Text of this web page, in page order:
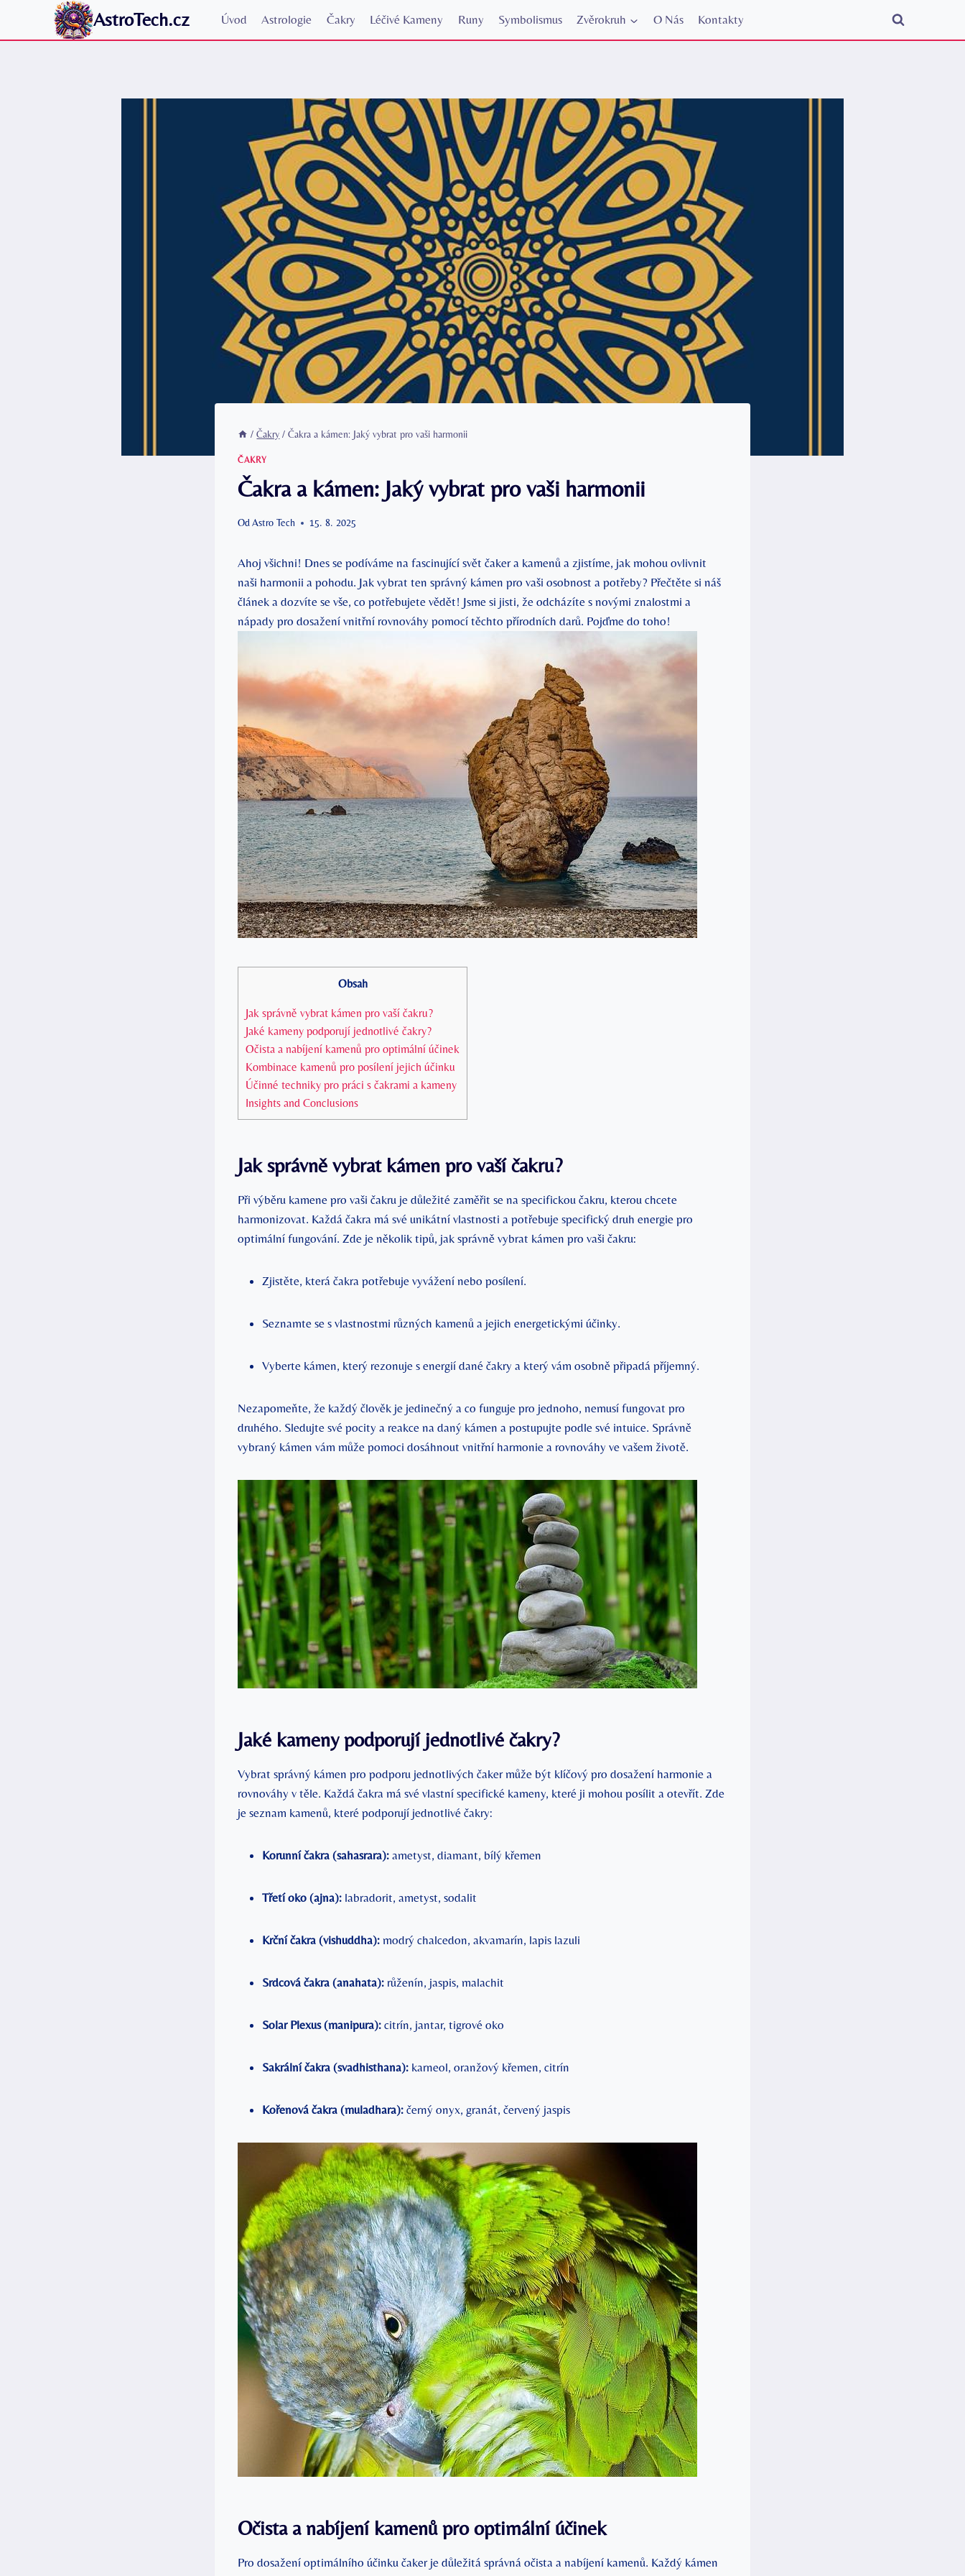
AstroTech.cz Úvod Astrologie Čakry Léčivé Kameny Runy Symbolismus Zvěrokruh O Nás Kontakty
/ Čakry / Čakra a kámen: Jaký vybrat pro vaši harmonii
ČAKRY
Čakra a kámen: Jaký vybrat pro vaši harmonii
OdAstro Tech 15. 8. 2025
Ahoj všichni! Dnes se podíváme na fascinující svět čaker a kamenů a zjistíme, jak mohou ovlivnit
naši harmonii a pohodu. Jak vybrat ten správný kámen pro vaši osobnost a potřeby? Přečtěte si náš
článek a dozvíte se vše, co potřebujete vědět! Jsme si jisti, že odcházíte s novými znalostmi a
nápady pro dosažení vnitřní rovnováhy pomocí těchto přírodních darů. Pojďme do toho!
Obsah
Jak správně vybrat kámen pro vaší čakru?
Jaké kameny podporují jednotlivé čakry?
Očista a nabíjení kamenů pro optimální účinek
Kombinace kamenů pro posílení jejich účinku
Účinné techniky pro práci s čakrami a kameny
Insights and Conclusions
Jak správně vybrat kámen pro vaší čakru?
Při výběru kamene pro vaši čakru je důležité zaměřit se na specifickou čakru, kterou chcete
harmonizovat. Každá čakra má své unikátní vlastnosti a potřebuje specifický druh energie pro
optimální fungování. Zde je několik tipů, jak správně vybrat kámen pro vaši čakru:
Zjistěte, která čakra potřebuje vyvážení nebo posílení.
Seznamte se s vlastnostmi různých kamenů a jejich energetickými účinky.
Vyberte kámen, který rezonuje s energií dané čakry a který vám osobně připadá příjemný.
Nezapomeňte, že každý člověk je jedinečný a co funguje pro jednoho, nemusí fungovat pro
druhého. Sledujte své pocity a reakce na daný kámen a postupujte podle své intuice. Správně
vybraný kámen vám může pomoci dosáhnout vnitřní harmonie a rovnováhy ve vašem životě.
Jaké kameny podporují jednotlivé čakry?
Vybrat správný kámen pro podporu jednotlivých čaker může být klíčový pro dosažení harmonie a
rovnováhy v těle. Každá čakra má své vlastní specifické kameny, které ji mohou posílit a otevřít. Zde
je seznam kamenů, které podporují jednotlivé čakry:
Korunní čakra (sahasrara): ametyst, diamant, bílý křemen
Třetí oko (ajna): labradorit, ametyst, sodalit
Krční čakra (vishuddha): modrý chalcedon, akvamarín, lapis lazuli
Srdcová čakra (anahata): růženín, jaspis, malachit
Solar Plexus (manipura): citrín, jantar, tigrové oko
Sakrální čakra (svadhisthana): karneol, oranžový křemen, citrín
Kořenová čakra (muladhara): černý onyx, granát, červený jaspis
Očista a nabíjení kamenů pro optimální účinek
Pro dosažení optimálního účinku čaker je důležitá správná očista a nabíjení kamenů. Každý kámen